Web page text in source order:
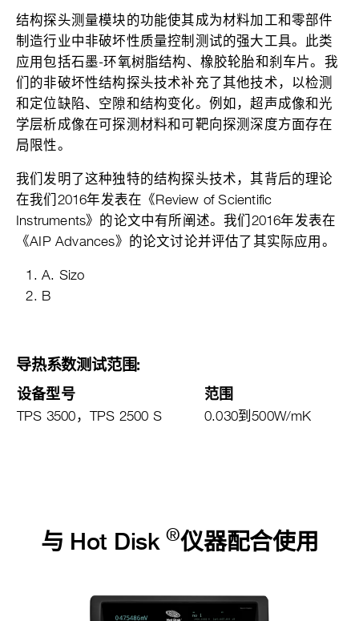
结构探头测量模块的功能使其成为材料加工和零部件
制造行业中非破坏性质量控制测试的强大工具。此类
应用包括石墨-环氧树脂结构、橡胶轮胎和刹车片。我
们的非破坏性结构探头技术补充了其他技术，以检测
和定位缺陷、空隙和结构变化。例如，超声成像和光
学层析成像在可探测材料和可靶向探测深度方面存在
局限性。
我们发明了这种独特的结构探头技术，其背后的理论
在我们2016年发表在《Review of Scientific
Instruments》的论文中有所阐述。我们2016年发表在
《AIP Advances》的论文讨论并评估了其实际应用。
A. Sizo
B
导热系数测试范围:
设备型号 范围
TPS 3500，TPS 2500 S 0.030到500W/mK
与 Hot Disk®仪器配合使用